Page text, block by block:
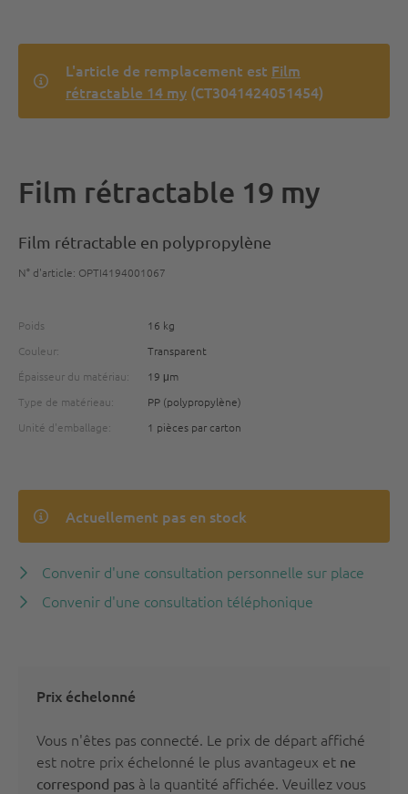
L'article de remplacement est Film
rétractable 14 my (CT3041424051454)
Film rétractable 19 my
Film rétractable en polypropylène
N° d'article: OPTI4194001067
Poids
16 kg
Couleur:
Transparent
Épaisseur du matériau:
19 μm
Type de matérieau:
PP (polypropylène)
Unité d'emballage:
1 pièces par carton
Actuellement pas en stock
Convenir d'une consultation personnelle sur place
Convenir d'une consultation téléphonique
Prix échelonné
Vous n'êtes pas connecté. Le prix de départ affiché
est notre prix échelonné le plus avantageux et ne
correspond pas à la quantité affichée. Veuillez vous